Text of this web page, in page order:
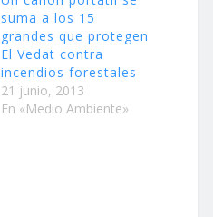
suma a los 15
grandes que protegen
El Vedat contra
incendios forestales
21 junio, 2013
En «Medio Ambiente»